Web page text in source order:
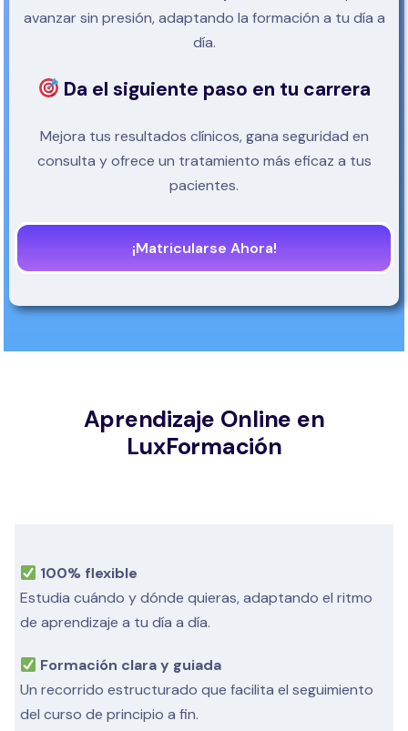
avanzar sin presión, adaptando la formación a tu día a
día.
Da el siguiente paso en tu carrera
Mejora tus resultados clínicos, gana seguridad en
consulta y ofrece un tratamiento más eficaz a tus
pacientes.
¡Matricularse Ahora!
Aprendizaje Online en
LuxFormación
100% flexible
Estudia cuándo y dónde quieras, adaptando el ritmo
de aprendizaje a tu día a día.
Formación clara y guiada
Un recorrido estructurado que facilita el seguimiento
del curso de principio a fin.